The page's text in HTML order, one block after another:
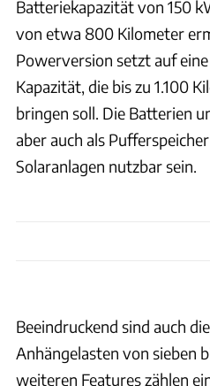
Batteriekapazität von 150
von etwa 800 Kilometer
Powerversion setzt auf
Kapazität, die bis zu 1.100
bringen soll. Die Batterien
aber auch als
Solaranlagen nutzbar sein.
Beeindruckend sind auch
Anhängelasten von sieben
weiteren Features zählen